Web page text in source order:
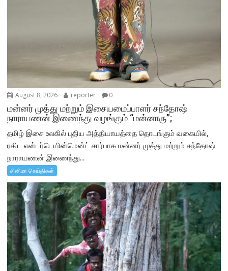
August 8, 2026 reporter 0
மன்னர் முத்து மற்றும் இசையமைப்பாளர் சந்தோஷ்
நாராயணன் இணைந்து வழங்கும் “மன்னாரு”;
தமிழ் இசை உலகில் புதிய அத்தியாயத்தை தொடங்கும் வகையில்,
ரகிட என்டர்டெயின்மென்ட் சார்பாக மன்னர் முத்து மற்றும் சந்தோஷ்
நாராயணன் இணைந்து...
சினிமா செய்திகள்